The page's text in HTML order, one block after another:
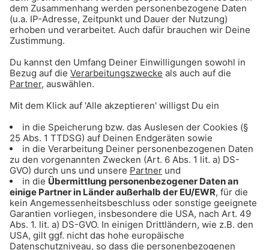
ANZEIGE - Sichere dir Tagestickets für
den Triassic Park auf der Steinplatte
ANZEIGE - Klaer Kosmetik - Naturnahe
Wirkkosmetik für empfindliche Haut